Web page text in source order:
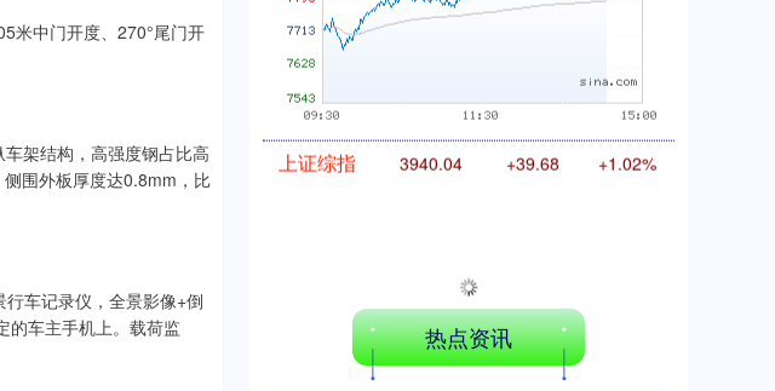
米中门开度、270°尾门开
架结构，高强度钢占比高
围外板厚度达0.8mm，比
车记录仪，全景影像+倒
的车主手机上。载荷监
热点资讯